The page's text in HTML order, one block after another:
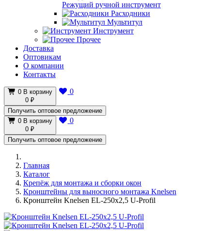
Режущий ручной инструмент
Расходники
Мультитул
Инструмент
Прочее
Доставка
Оптовикам
О компании
Контакты
0 В корзину
0 ₽
0
Получить оптовое предложение
0 В корзину
0 ₽
0
Получить оптовое предложение
Главная
Каталог
Крепёж для монтажа и сборки окон
Кронштейны для выносного монтажа Knelsen
Кронштейн Knelsen EL-250x2,5 U-Profil